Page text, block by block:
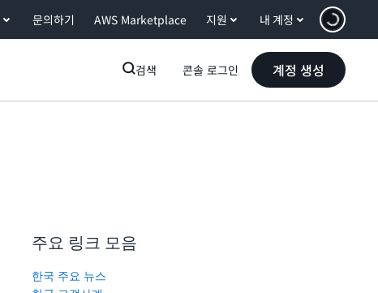
문의하기 AWS Marketplace 지원 내 계정
검색 콘솔 로그인 계정 생성
주요 링크 모음
한국 주요 뉴스